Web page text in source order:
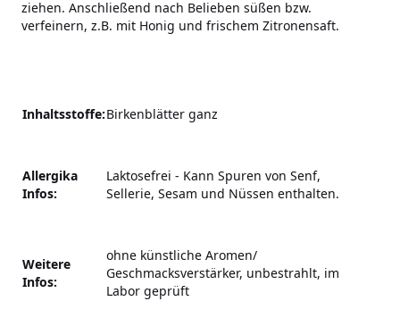
ziehen. Anschließend nach Belieben süßen bzw.
verfeinern, z.B. mit Honig und frischem Zitronensaft.
Inhaltsstoffe:Birkenblätter ganz
Allergika
Infos:
Laktosefrei - Kann Spuren von Senf,
Sellerie, Sesam und Nüssen enthalten.
Weitere
Infos:
ohne künstliche Aromen/
Geschmacksverstärker, unbestrahlt, im
Labor geprüft